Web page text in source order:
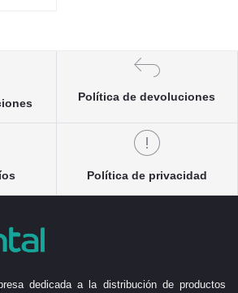
Política de devoluciones
Política de privacidad
dedicada a la distribución de productos